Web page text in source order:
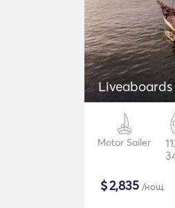
Motor Sailer
$2,835 /нощ